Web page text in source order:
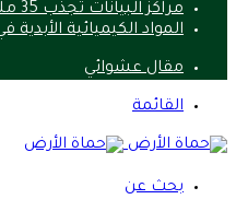
مراكز البيانات تجذب 35 مليار دولار إلى ماليزيا وسط قلق متزايد من استنزاف الموارد
المواد الكيميائية
مقال عشوائي
القائمة
بحث عن